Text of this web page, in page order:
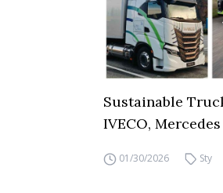
Sustainable
IVECO,
01/30/2026 Sty